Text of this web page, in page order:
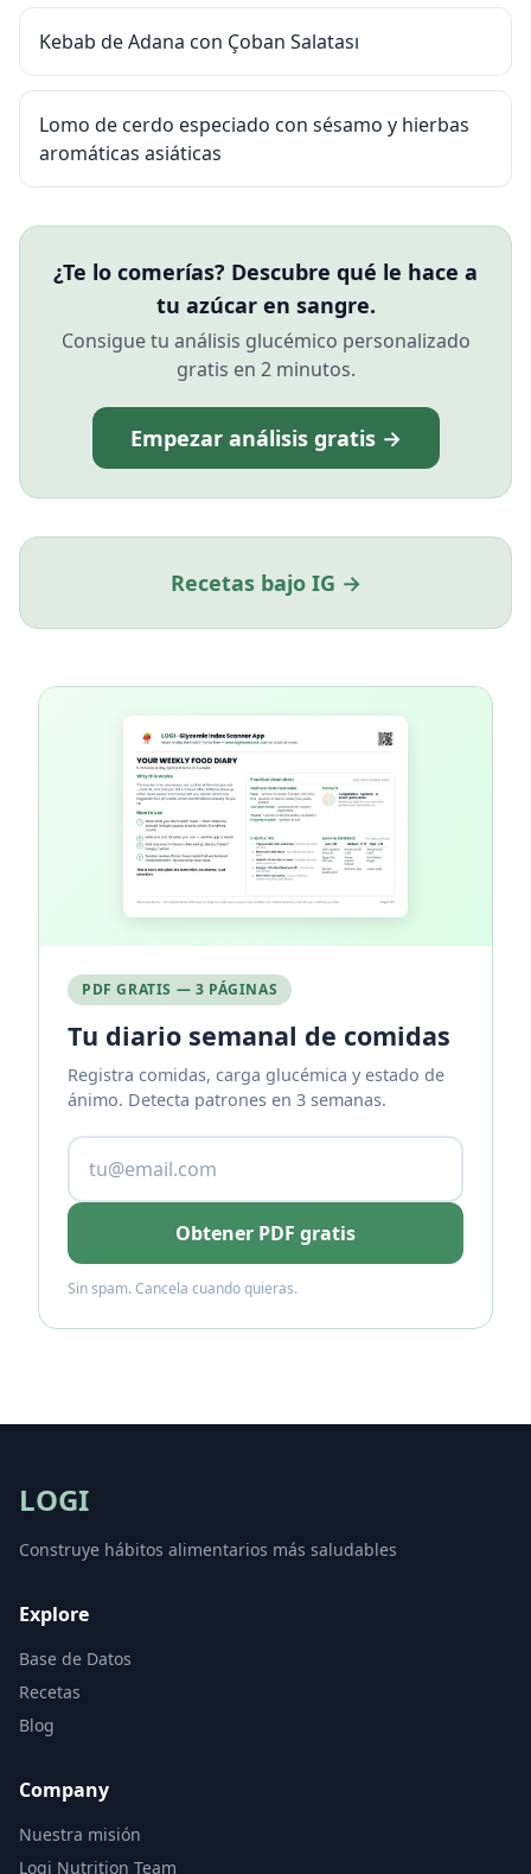
Kebab de Adana con Çoban Salatası
Lomo de cerdo especiado con sésamo y hierbas
aromáticas asiáticas
¿Te lo comerías? Descubre qué le hace a
tu azúcar en sangre.
Consigue tu análisis glucémico personalizado
gratis en 2 minutos.
Empezar análisis gratis →
Recetas bajo IG →
PDF GRATIS — 3 PÁGINAS
Tu diario semanal de comidas
Registra comidas, carga glucémica y estado de
ánimo. Detecta patrones en 3 semanas.
Obtener PDF gratis
Sin spam. Cancela cuando quieras.
LOGI
Construye hábitos alimentarios más saludables
Explore
Base de Datos
Recetas
Blog
Company
Nuestra misión
Logi Nutrition Team